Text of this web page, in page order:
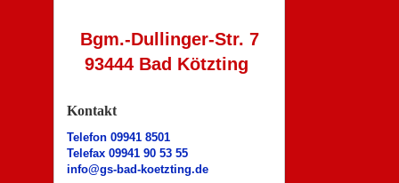
Bgm.-Dullinger-Str. 7
93444 Bad Kötzting
Kontakt
Telefon 09941 8501
Telefax 09941 90 53 55
info@gs-bad-koetzting.de